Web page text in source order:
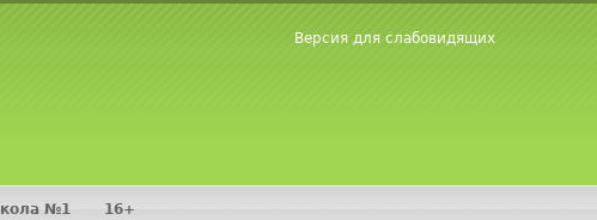
Версия для слабовидящих
№1 16+